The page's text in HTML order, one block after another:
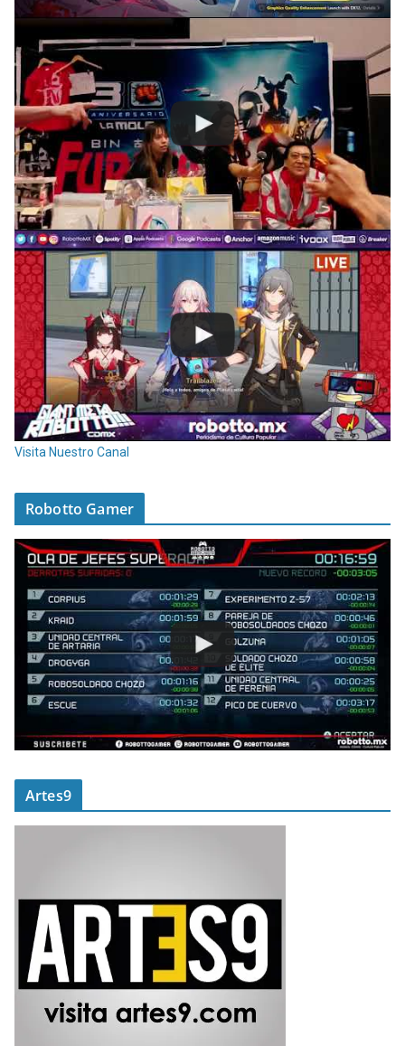
Visita Nuestro Canal
Robotto Gamer
Artes9